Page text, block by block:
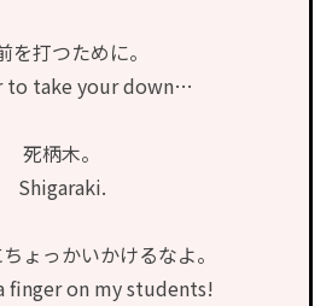
を打つために。
to take your down…
死柄木。
Shigaraki.
ょっかいかけるなよ。
finger on my students!